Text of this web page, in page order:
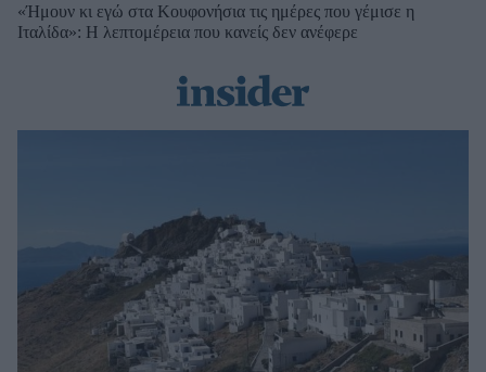
«Ήμουν κι εγώ στα Κουφονήσια τις ημέρες που γέμισε η
Ιταλίδα»: Η λεπτομέρεια που κανείς δεν ανέφερε